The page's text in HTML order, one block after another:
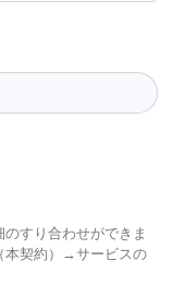
すり合わせができま
本契約）→サービスの